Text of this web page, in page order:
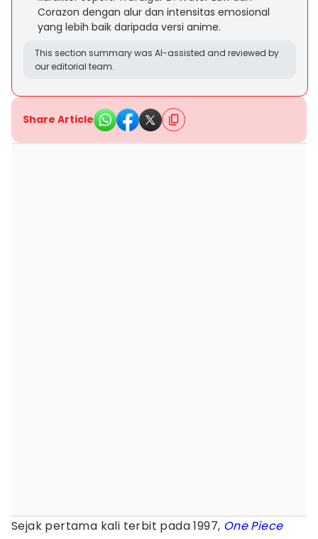
Corazon dengan alur dan intensitas emosional
yang lebih baik daripada versi anime.
This section summary was AI-assisted and reviewed by
our editorial team.
Share Article
Sejak pertama kali terbit pada 1997, One Piece